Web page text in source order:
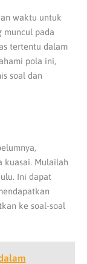
waktu untuk
muncul pada
tertentu dalam
pola ini,
soal dan
kuasai. Mulailah
Ini dapat
ke soal-soal